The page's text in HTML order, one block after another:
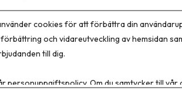
i
har publicerat en ny version av
med reviderade
cookies för att förbättra din
och vidareutveckling av hemsidan
till dig.
personuppgiftspolicy. Om du samtycker till vår